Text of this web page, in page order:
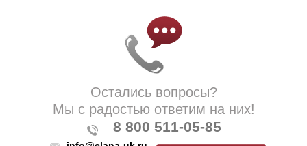
Остались вопросы?
Мы с радостью ответим на них!
8 800 511-05-85